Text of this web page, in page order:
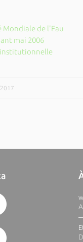
Mondiale de l'Eau
mai 2006
institutionnelle